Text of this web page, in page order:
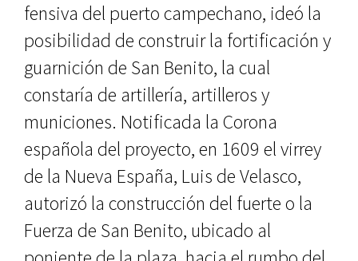
fensiva del puerto campechano, ideó la
posibilidad de construir la fortifi­cación y
guarnición de San Benito, la cual
constaría de artillería, artilleros y
municiones. Notificada la Corona
española del proyecto, en 1609 el vi­rrey
de la Nueva España, Luis de Ve­lasco,
autorizó la construcción del fuerte o la
Fuerza de San Benito, ubi­cado al